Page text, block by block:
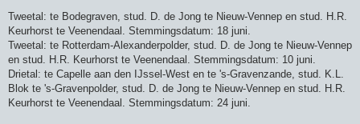
Tweetal: te Bodegraven, stud. D. de Jong te Nieuw-Vennep en stud. H.R.
Keurhorst te Veenendaal. Stemmingsdatum: 18 juni.
Tweetal: te Rotterdam-Alexanderpolder, stud. D. de Jong te Nieuw-Vennep
en stud. H.R. Keurhorst te Veenendaal. Stemmingsdatum: 10 juni.
Drietal: te Capelle aan den IJssel-West en te 's-Gravenzande, stud. K.L.
Blok te 's-Gravenpolder, stud. D. de Jong te Nieuw-Vennep en stud. H.R.
Keurhorst te Veenendaal. Stemmingsdatum: 24 juni.